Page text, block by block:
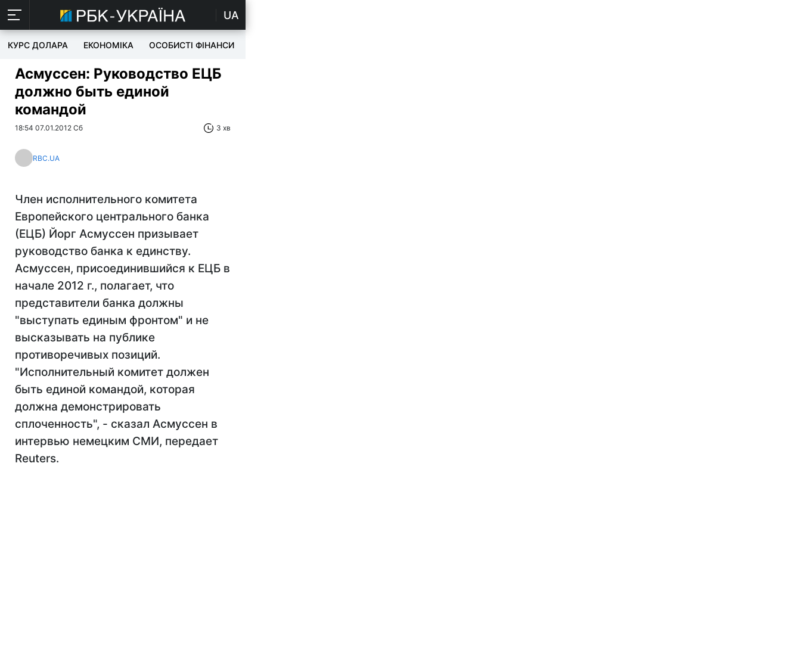
UA
КУРС ДОЛАРА ЕКОНОМІКА ОСОБИСТІ ФІНАНСИ
Асмуссен: Руководство ЕЦБ
должно быть единой
командой
18:54 07.01.2012 Сб 3 хв
RBC.UA
Член исполнительного комитета
Европейского центрального банка
(ЕЦБ) Йорг Асмуссен призывает
руководство банка к единству.
Асмуссен, присоединившийся к ЕЦБ в
начале 2012 г., полагает, что
представители банка должны
"выступать единым фронтом" и не
высказывать на публике
противоречивых позиций.
"Исполнительный комитет должен
быть единой командой, которая
должна демонстрировать
сплоченность", - сказал Асмуссен в
интервью немецким СМИ, передает
Reuters.